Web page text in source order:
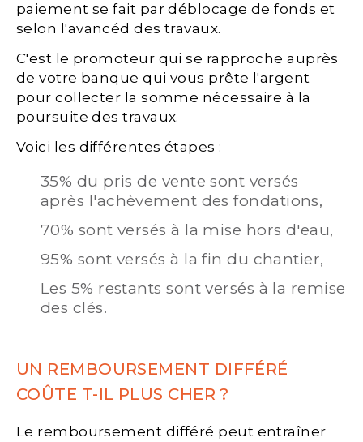
paiement se fait par déblocage de fonds et
selon l'avancéd des travaux.
C'est le promoteur qui se rapproche auprès
de votre banque qui vous prête l'argent
pour collecter la somme nécessaire à la
poursuite des travaux.
Voici les différentes étapes :
35% du pris de vente sont versés
après l'achèvement des fondations,
70% sont versés à la mise hors d'eau,
95% sont versés à la fin du chantier,
Les 5% restants sont versés à la remise
des clés.
UN REMBOURSEMENT DIFFÉRÉ
COÛTE T-IL PLUS CHER ?
Le remboursement différé peut entraîner